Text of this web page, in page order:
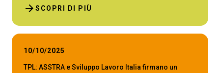
SCOPRI DI PIÙ
arrow_forward
10/10/2025
TPL: ASSTRA e Sviluppo Lavoro Italia firmano un